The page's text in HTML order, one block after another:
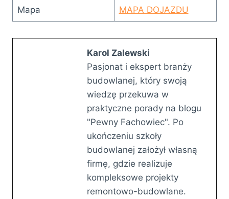
Mapa MAPA DOJAZDU
Karol Zalewski
Pasjonat i ekspert branży
budowlanej, który swoją
wiedzę przekuwa w
praktyczne porady na blogu
"Pewny Fachowiec". Po
ukończeniu szkoły
budowlanej założył własną
firmę, gdzie realizuje
kompleksowe projekty
remontowo-budowlane.